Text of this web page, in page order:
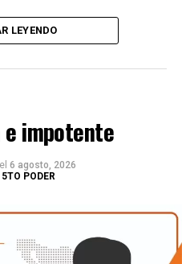
LEYENDO
e impotente
el 6 agosto, 2026
PODER